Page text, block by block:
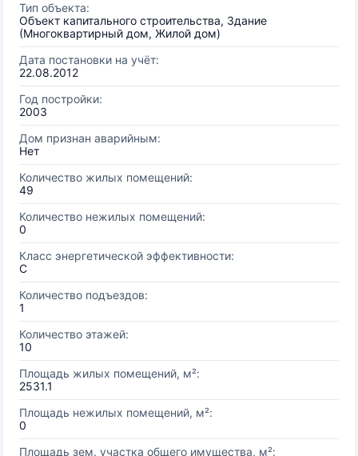
Тип объекта:
Объект капитального строительства, Здание
(Многоквартирный дом, Жилой дом)
Дата постановки на учёт:
22.08.2012
Год постройки:
2003
Дом признан аварийным:
Нет
Количество жилых помещений:
49
Количество нежилых помещений:
0
Класс энергетической эффективности:
C
Количество подъездов:
1
Количество этажей:
10
Площадь жилых помещений, м²:
2531.1
Площадь нежилых помещений, м²:
0
Площадь зем. участка общего имущества, м²: